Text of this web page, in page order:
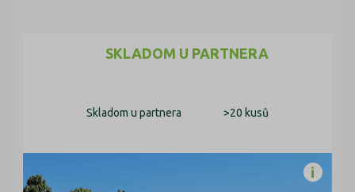
SKLADOM U PARTNERA
Skladom u partnera >20 kusů